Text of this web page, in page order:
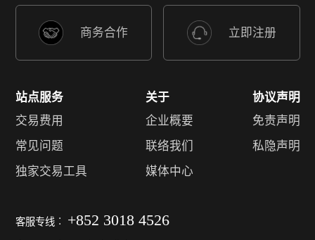
商务合作 立即注册
站点服务
交易费用
常见问题
独家交易工具
关于
企业概要
联络我们
媒体中心
协议声明
免责声明
私隐声明
客服专线︰ +852 3018 4526